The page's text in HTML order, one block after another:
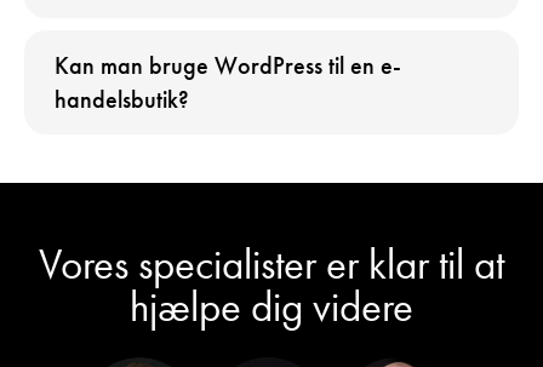
Kan man bruge WordPress til en e-
handelsbutik?
Vores specialister er klar til at
hjælpe dig videre